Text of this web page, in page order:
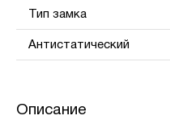
Тип замка
Антистатический
Описание